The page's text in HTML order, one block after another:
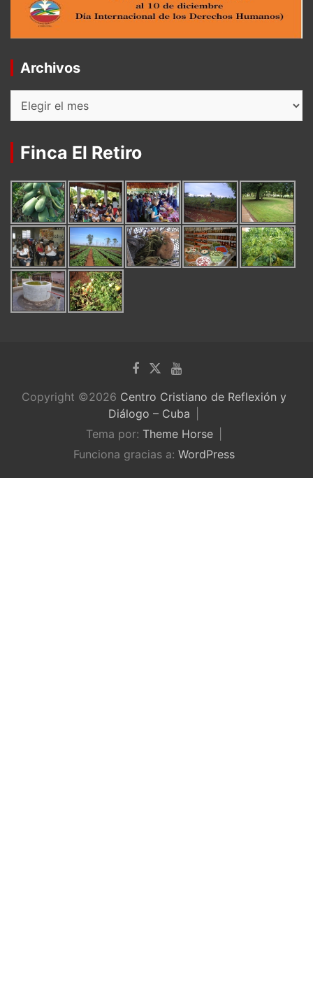
Archivos
Archivos
Finca El Retiro
Copyright ©2026 Centro Cristiano de Reflexión y
Diálogo – Cuba
Tema por: Theme Horse
Funciona gracias a: WordPress